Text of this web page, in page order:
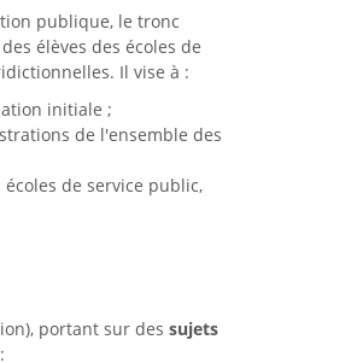
publique, le tronc
élèves des écoles de
Il vise à :
initiale ;
de l'ensemble des
de service public,
portant sur des sujets